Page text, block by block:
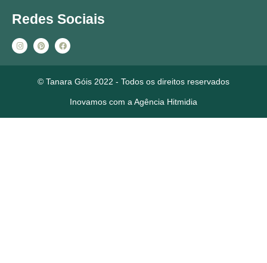
Redes Sociais
© Tanara Góis 2022 - Todos os direitos reservados
Inovamos com a Agência Hitmidia